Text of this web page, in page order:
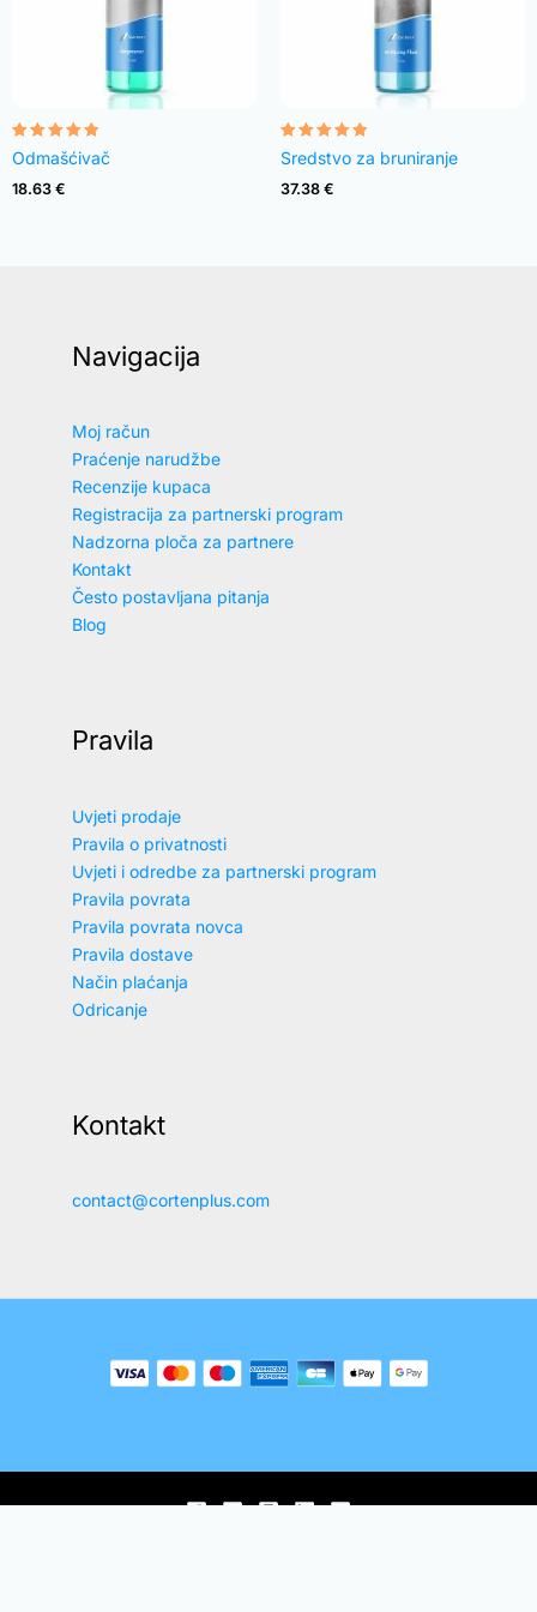
Rated
4.82
out of 5
Odmašćivač
18.63 €
Rated
4.83
out of 5
Sredstvo za bruniranje
37.38 €
Navigacija
Moj račun
Praćenje narudžbe
Recenzije kupaca
Registracija za partnerski program
Nadzorna ploča za partnere
Kontakt
Često postavljana pitanja
Blog
Pravila
Uvjeti prodaje
Pravila o privatnosti
Uvjeti i odredbe za partnerski program
Pravila povrata
Pravila povrata novca
Pravila dostave
Način plaćanja
Odricanje
Kontakt
contact@cortenplus.com